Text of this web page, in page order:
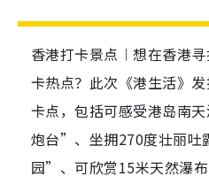
香港打卡景点︱想在香港
卡热点？此次《港生活》
卡点，包括可感受港岛南
炮台”、坐拥270度壮丽
园”、可欣赏15米天然瀑